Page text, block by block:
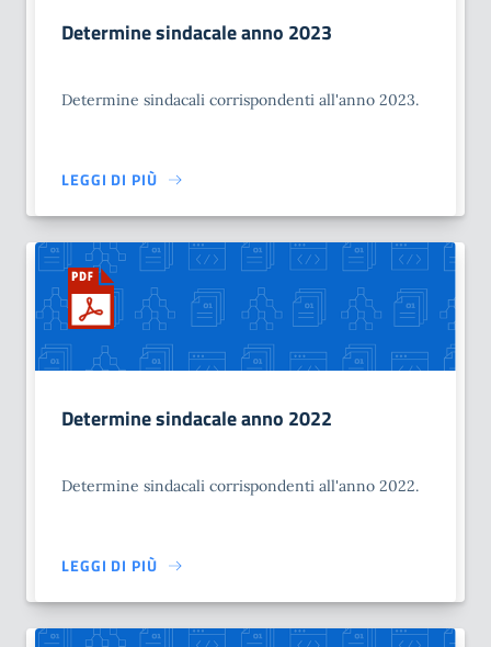
Determine sindacale anno 2023
Determine sindacali corrispondenti all'anno 2023.
LEGGI DI PIÙ
Determine sindacale anno 2022
Determine sindacali corrispondenti all'anno 2022.
LEGGI DI PIÙ